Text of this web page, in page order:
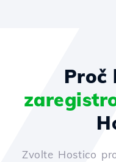
Proč
Zvolte Hostico